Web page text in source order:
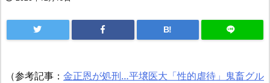
B!
（参考記事： 金正恩が処刑…平壌医大「性的虐待」鬼畜グル